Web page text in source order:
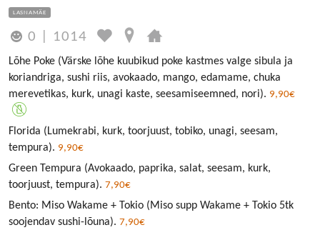
LASNAMÄE
0 1014
Lõhe Poke (Värske lõhe kuubikud poke kastmes valge sibula ja
koriandriga, sushi riis, avokaado, mango, edamame, chuka
merevetikas, kurk, unagi kaste, seesamiseemned, nori). 9,90€
Florida (Lumekrabi, kurk, toorjuust, tobiko, unagi, seesam,
tempura). 9,90€
Green Tempura (Avokaado, paprika, salat, seesam, kurk,
toorjuust, tempura). 7,90€
Bento: Miso Wakame + Tokio (Miso supp Wakame + Tokio 5tk
soojendav sushi-lõuna). 7,90€